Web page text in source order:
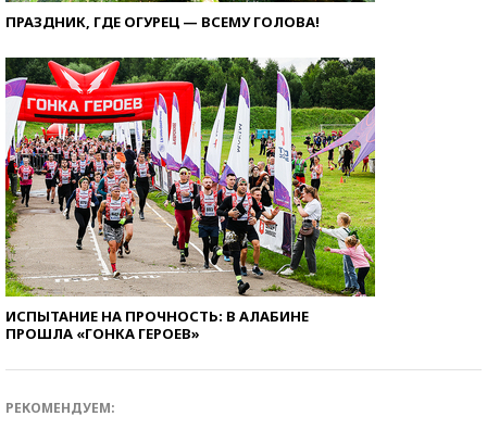
ПРАЗДНИК, ГДЕ ОГУРЕЦ — ВСЕМУ ГОЛОВА!
ИСПЫТАНИЕ НА ПРОЧНОСТЬ: В АЛАБИНЕ
ПРОШЛА «ГОНКА ГЕРОЕВ»
РЕКОМЕНДУЕМ: